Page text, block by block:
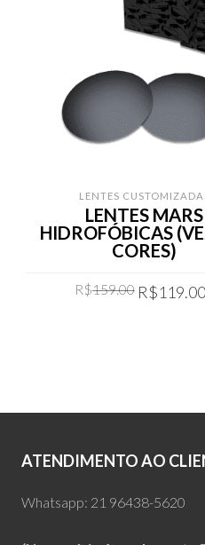
LENTES
LENTES MARS
HIDROFÓBICAS
CORES)
R$159.00 Original
R$119.00
ATENDIMENTO AO
Whatsapp: 21 96438-5620